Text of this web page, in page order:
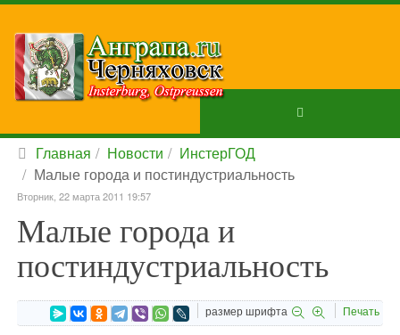
Главная Новости
ИнстерГОД
Малые города и постиндустриальность
Вторник, 22 марта 2011 19:57
Малые города и
постиндустриальность
размер шрифта Печать